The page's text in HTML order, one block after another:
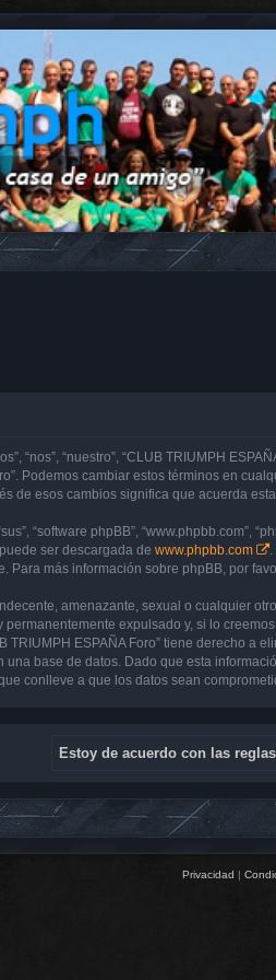
“nos”, “nuestro”, “CLUB TRIUMPH
Podemos cambiar estos términos en
de esos cambios significa que acuerda
“software phpBB”, “www.phpbb.com”,
ser descargada de www.phpbb.com
Para más información sobre phpBB, por
amenazante, sexual o cualquier
expulsado y, si lo
ESPAÑA Foro” tiene derecho
base de datos. Dado que esta
conlleve a que los datos sean
Privacidad |